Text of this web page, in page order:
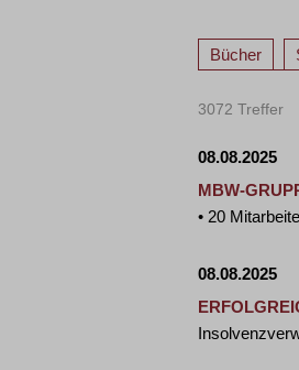
Bücher
3072 Treffer
08.08.2025
MBW-
• 20
08.08.2025